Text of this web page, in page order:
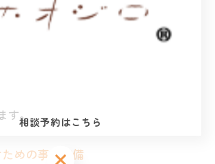
家のサポートが必要です。また、手続
く、家族間の感情的な問題を軽減する
す。
めの事前準備
相談予約はこちら
相談予約はこちら
相談予約はこちら